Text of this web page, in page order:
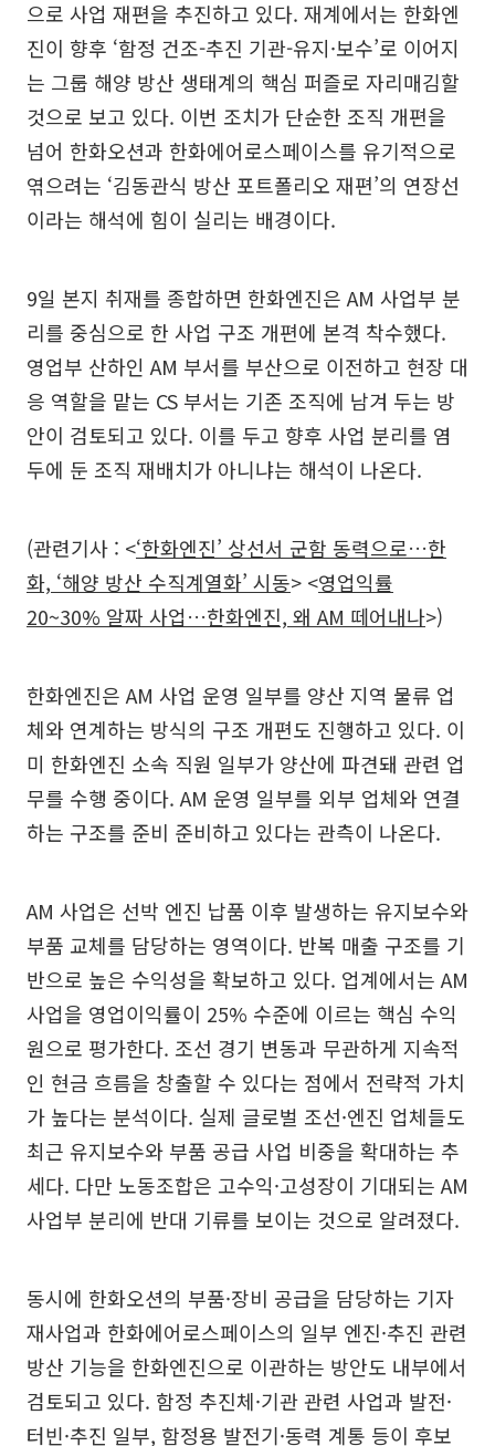
으로 사업 재편을 추진하고 있다. 재계에서는 한화엔
진이 향후 ‘함정 건조-추진 기관-유지·보수’로 이어지
는 그룹 해양 방산 생태계의 핵심 퍼즐로 자리매김할
것으로 보고 있다. 이번 조치가 단순한 조직 개편을
넘어 한화오션과 한화에어로스페이스를 유기적으로
엮으려는 ‘김동관식 방산 포트폴리오 재편’의 연장선
이라는 해석에 힘이 실리는 배경이다.
9일 본지 취재를 종합하면 한화엔진은 AM 사업부 분
리를 중심으로 한 사업 구조 개편에 본격 착수했다.
영업부 산하인 AM 부서를 부산으로 이전하고 현장 대
응 역할을 맡는 CS 부서는 기존 조직에 남겨 두는 방
안이 검토되고 있다. 이를 두고 향후 사업 분리를 염
두에 둔 조직 재배치가 아니냐는 해석이 나온다.
(관련기사 : <‘한화엔진’ 상선서 군함 동력으로…한
화, ‘해양 방산 수직계열화’ 시동> <영업익률
20~30% 알짜 사업…한화엔진, 왜 AM 떼어내나>)
한화엔진은 AM 사업 운영 일부를 양산 지역 물류 업
체와 연계하는 방식의 구조 개편도 진행하고 있다. 이
미 한화엔진 소속 직원 일부가 양산에 파견돼 관련 업
무를 수행 중이다. AM 운영 일부를 외부 업체와 연결
하는 구조를 준비 준비하고 있다는 관측이 나온다.
AM 사업은 선박 엔진 납품 이후 발생하는 유지보수와
부품 교체를 담당하는 영역이다. 반복 매출 구조를 기
반으로 높은 수익성을 확보하고 있다. 업계에서는 AM
사업을 영업이익률이 25% 수준에 이르는 핵심 수익
원으로 평가한다. 조선 경기 변동과 무관하게 지속적
인 현금 흐름을 창출할 수 있다는 점에서 전략적 가치
가 높다는 분석이다. 실제 글로벌 조선·엔진 업체들도
최근 유지보수와 부품 공급 사업 비중을 확대하는 추
세다. 다만 노동조합은 고수익·고성장이 기대되는 AM
사업부 분리에 반대 기류를 보이는 것으로 알려졌다.
동시에 한화오션의 부품·장비 공급을 담당하는 기자
재사업과 한화에어로스페이스의 일부 엔진·추진 관련
방산 기능을 한화엔진으로 이관하는 방안도 내부에서
검토되고 있다. 함정 추진체·기관 관련 사업과 발전·
터빈·추진 일부, 함정용 발전기·동력 계통 등이 후보